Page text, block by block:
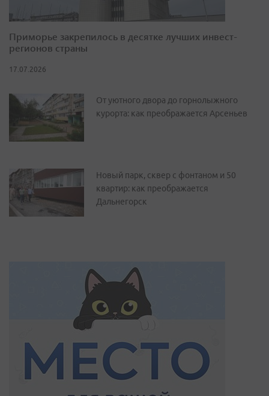
Приморье закрепилось в десятке лучших инвест-
регионов страны
17.07.2026
От уютного двора до горнолыжного
курорта: как преображается Арсеньев
Новый парк, сквер с фонтаном и 50
квартир: как преображается
Дальнегорск